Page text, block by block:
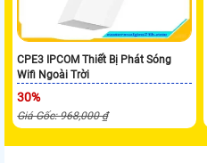
CPE3 IPCOM Thiết Bị Phát Sóng
Wifi Ngoài Trời
30%
Giá Gốc: 968,000 ₫